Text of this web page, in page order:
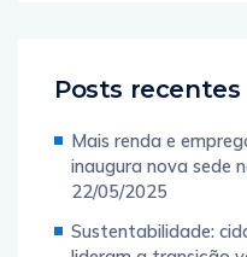
Posts recentes
Mais renda e
inaugura nova sede
22/05/2025
Sustentabilidade: